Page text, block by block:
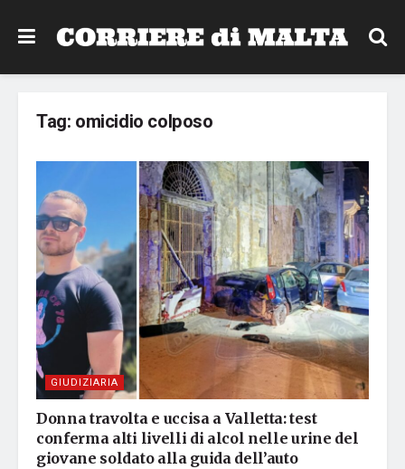
Tag: omicidio colposo
GIUDIZIARIA
Donna travolta e uccisa a Valletta: test
conferma alti livelli di alcol nelle urine del
giovane soldato alla guida dell’auto